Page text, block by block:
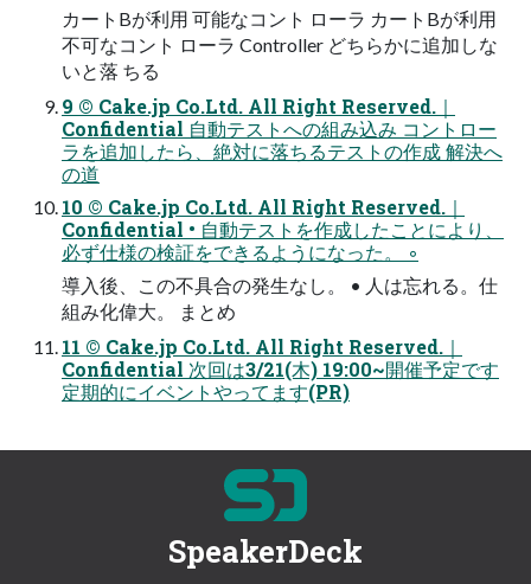
カートBが利用 可能なコント ローラ カートBが利用
不可なコント ローラ Controller どちらかに追加しな
いと落 ちる
9 © Cake.jp Co.Ltd. All Right Reserved.｜
Confidential 自動テストへの組み込み コントロー
ラを追加したら、絶対に落ちるテストの作成 解決へ
の道
10 © Cake.jp Co.Ltd. All Right Reserved.｜
Confidential • 自動テストを作成したことにより、
必ず仕様の検証をできるようになった。 ◦
導入後、この不具合の発生なし。 • 人は忘れる。仕
組み化偉大。 まとめ
11 © Cake.jp Co.Ltd. All Right Reserved.｜
Confidential 次回は3/21(木) 19:00~開催予定です
定期的にイベントやってます(PR)
SpeakerDeck